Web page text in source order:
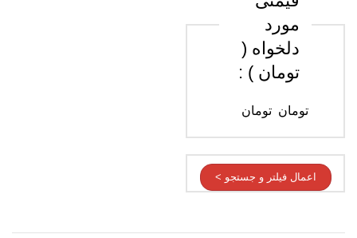
مورد
دلخواه (
تومان ) :
تومان تومان
اعمال فیلتر و جستجو >